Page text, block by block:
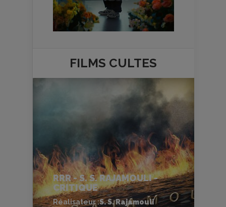
FILMS CULTES
RRR - S. S. RAJAMOULI -
CRITIQUE
Réalisateur :S. S. Rajamouli